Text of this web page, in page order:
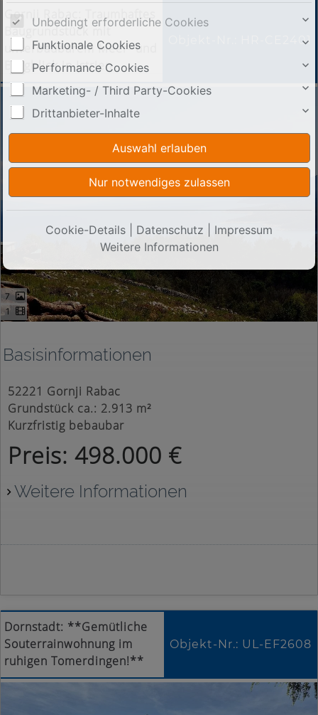
Gornji Rabac: Traumhaftes
Baugrundstück mit
unverbaubarem Meer- und
Bergblick in Istrien
Objekt-Nr.: HR-CE2401
1
7
Basisinformationen
52221 Gornji Rabac
Grundstück ca.: 2.913 m²
Preis: 498.000 €
Kurzfristig bebaubar
Weitere Informationen
Dornstadt: **Gemütliche
Souterrainwohnung im
ruhigen Tomerdingen!**
Objekt-Nr.: UL-EF2608
Unbedingt erforderliche Cookies
Funktionale Cookies
Performance Cookies
Marketing- / Third Party-Cookies
Drittanbieter-Inhalte
Cookie-Details Datenschutz
Impressum
Weitere Informationen